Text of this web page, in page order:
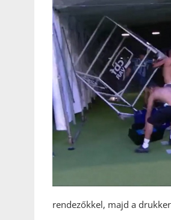
rendezőkkel, majd a